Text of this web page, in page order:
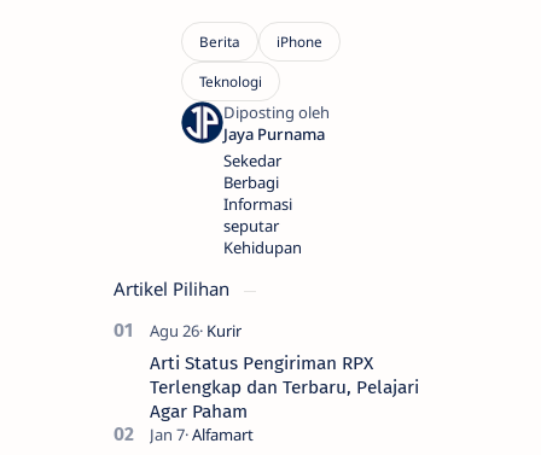
Sekedar
Berbagi
Informasi
seputar
Kehidupan
Artikel Pilihan
Arti Status Pengiriman RPX
Terlengkap dan Terbaru, Pelajari
Agar Paham